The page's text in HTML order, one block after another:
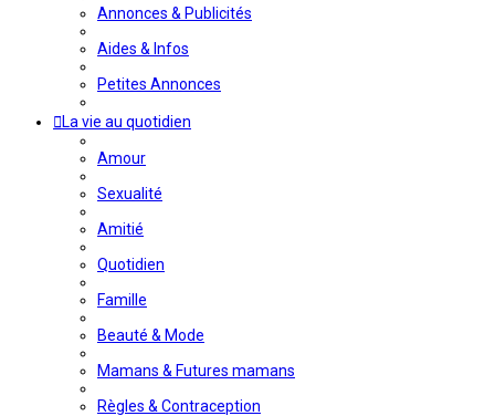
Annonces & Publicités
Aides & Infos
Petites Annonces
La vie au quotidien
Amour
Sexualité
Amitié
Quotidien
Famille
Beauté & Mode
Mamans & Futures mamans
Règles & Contraception